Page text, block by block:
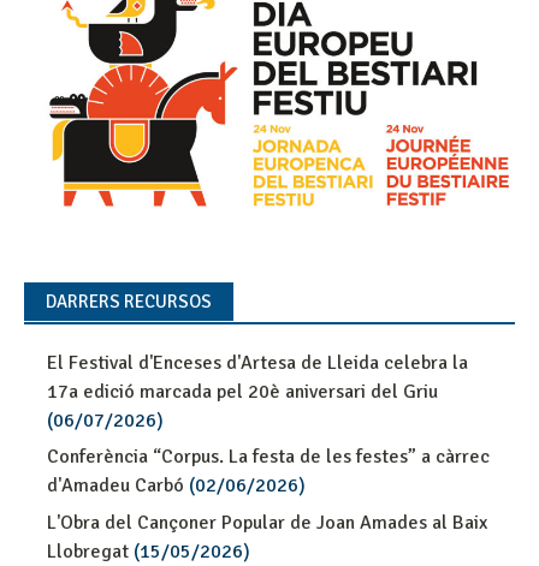
DARRERS RECURSOS
El Festival d'Enceses d'Artesa de Lleida celebra la
17a edició marcada pel 20è aniversari del Griu
(06/07/2026)
Conferència “Corpus. La festa de les festes” a càrrec
d'Amadeu Carbó (02/06/2026)
L'Obra del Cançoner Popular de Joan Amades al Baix
Llobregat (15/05/2026)